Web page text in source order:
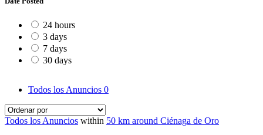
24 hours
3 days
7 days
30 days
Todos los Anuncios 0
Todos los Anuncios within 50 km around Ciénaga de Oro